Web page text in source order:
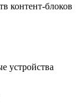
контент-блоков
устройства